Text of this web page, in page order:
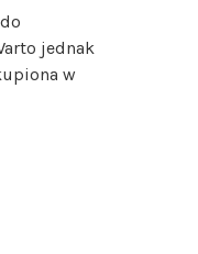
jednak
w